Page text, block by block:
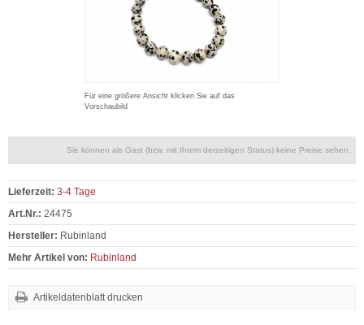
Für eine größere Ansicht klicken Sie auf das
Vorschaubild
Sie können als Gast (bzw. mit Ihrem derzeitigen Status) keine Preise sehen.
Lieferzeit: 3-4 Tage
Art.Nr.: 24475
Hersteller: Rubinland
Mehr Artikel von: Rubinland
Artikeldatenblatt drucken